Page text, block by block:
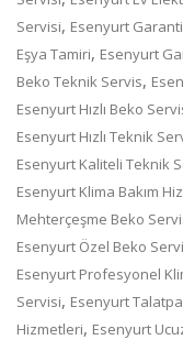
Servisi, Esenyurt
Eşya Tamiri, Esenyurt
Beko Teknik Servis,
Esenyurt Hızlı Beko
Esenyurt Hızlı Teknik
Esenyurt Kaliteli Teknik
Esenyurt Klima Bakım
Mehterçeşme Beko
Esenyurt Özel Beko
Esenyurt Profesyonel
Servisi, Esenyurt
Hizmetleri, Esenyurt